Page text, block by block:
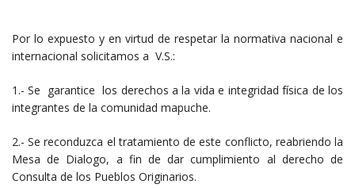
Por lo expuesto y en virtud de respetar la normativa nacional e
internacional solicitamos a V.S.:
1.- Se garantice los derechos a la vida e integridad física de los
integrantes de la comunidad mapuche.
2.- Se reconduzca el tratamiento de este conflicto, reabriendo la
Mesa de Dialogo, a fin de dar cumplimiento al derecho de
Consulta de los Pueblos Originarios.